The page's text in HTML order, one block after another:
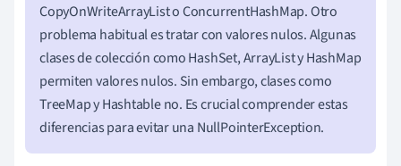
CopyOnWriteArrayList o ConcurrentHashMap. Otro
problema habitual es tratar con valores nulos. Algunas
clases de colección como HashSet, ArrayList y HashMap
permiten valores nulos. Sin embargo, clases como
TreeMap y Hashtable no. Es crucial comprender estas
diferencias para evitar una NullPointerException.